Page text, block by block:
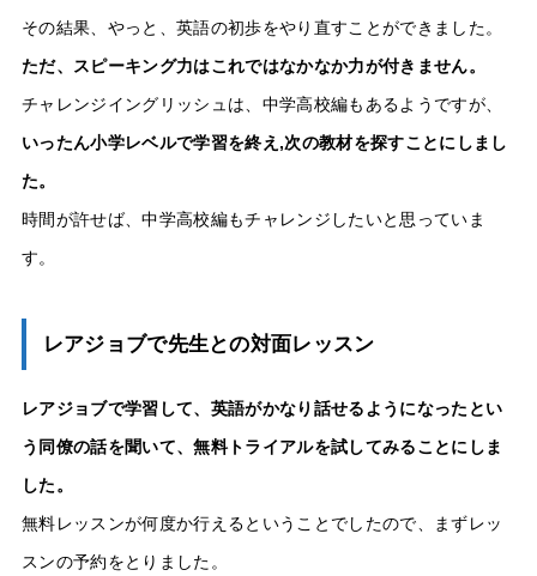
その結果、やっと、英語の初歩をやり直すことができました。
ただ、スピーキング力はこれではなかなか力が付きません。
チャレンジイングリッシュは、中学高校編もあるようですが、
いったん小学レベルで学習を終え,次の教材を探すことにしまし
た。
時間が許せば、中学高校編もチャレンジしたいと思っていま
す。
レアジョブで先生との対面レッスン
レアジョブで学習して、英語がかなり話せるようになったとい
う同僚の話を聞いて、無料トライアルを試してみることにしま
した。
無料レッスンが何度か行えるということでしたので、まずレッ
スンの予約をとりました。